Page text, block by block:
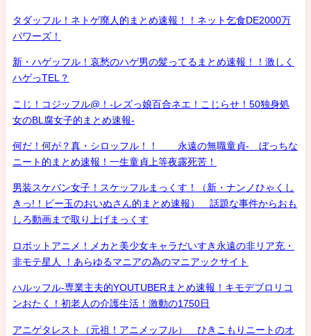
タダッフル！ネトゲ廃人的まとめ速報！！ネット乞食DE2000万
パワーズ！
新・ハゲッフル！哀愁のハゲ男の髪ってるまとめ速報！！激しく
ハゲっTEL？
こじ！コジッフル@！-レズっ娘百合ネエ！こじらせ！50独身処
女のBL腐女子的まとめ速報-
何だ！何が？真・シロッフル！！ 永遠の無職童貞- ぼっちな
ニート的まとめ速報！一生童貞上等夜露死苦！
男装スケバン女子！スケッフルまっくす！（新・ナンノひゃくし
きっ!！ビー玉のおいぬさん的まとめ速報） 話題な事件からおも
しろ動画まで取り上げまっくす
ロボットアニメ！メカと美少女キャラだいすき永遠の非リア充・
非モテ星人 ！あらゆるマニアの為のマニアックサイト
ハルッフル-専業主夫的YOUTUBERまとめ速報！キモデブロリコ
ンおたく！初老人の介護生活！激動の1750日
アニゲタレスト（元祖！アニメッフル） ひきこもりニートのオ